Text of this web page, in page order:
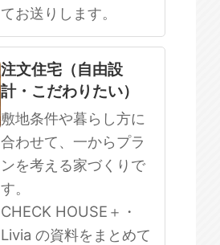
てお送りします。
注文住宅（自由設
計・こだわりたい）
敷地条件や暮らし方に
合わせて、一からプラ
ンを考える家づくりで
す。
CHECK HOUSE＋・
Livia の資料をまとめて